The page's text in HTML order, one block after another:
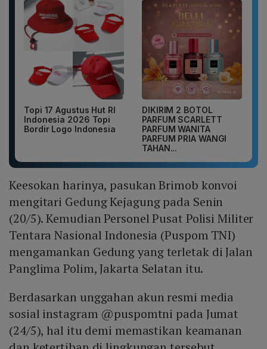
Topi 17 Agustus Hut RI
Indonesia 2026 Topi
Bordir Logo Indonesia
DIKIRIM 2 BOTOL
PARFUM SCARLETT
PARFUM WANITA
PARFUM PRIA WANGI
TAHAN...
Keesokan harinya, pasukan Brimob konvoi
mengitari Gedung Kejagung pada Senin
(20/5). Kemudian Personel Pusat Polisi Militer
Tentara Nasional Indonesia (Puspom TNI)
mengamankan Gedung yang terletak di Jalan
Panglima Polim, Jakarta Selatan itu.
Berdasarkan unggahan akun resmi media
sosial instagram @puspomtni pada Jumat
(24/5), hal itu demi memastikan keamanan